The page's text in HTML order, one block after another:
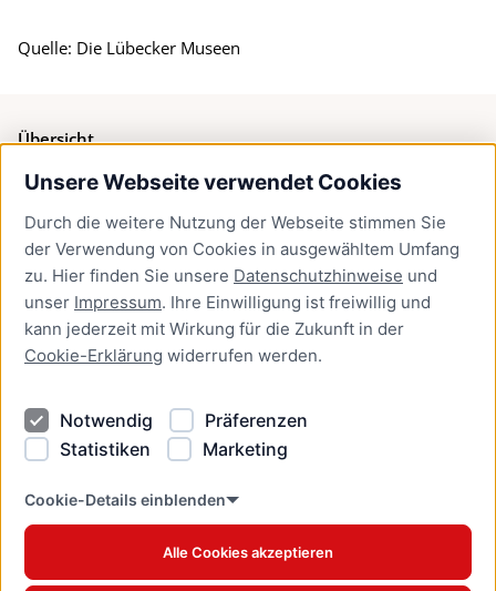
Unsere Webseite verwendet Cookies
Durch die weitere Nutzung der Webseite stimmen Sie
der Verwendung von Cookies in ausgewähltem Umfang
zu. Hier finden Sie unsere Datenschutzhinweise und
unser Impressum. Ihre Einwilligung ist freiwillig und
kann jederzeit mit Wirkung für die Zukunft in der
Cookie-Erklärung widerrufen werden.
Notwendig
Präferenzen
Statistiken
Marketing
Cookie-Details einblenden
Alle Cookies akzeptieren
Quelle: Die Lübecker Museen
Übersicht
Bürgerservice
Presse
Newsletter Lübeck:kompakt
Kontakt
Kontakt
Datenschutzhinweise
Barrierefreiheit
Cookie Erklärung
www.luebeck.de